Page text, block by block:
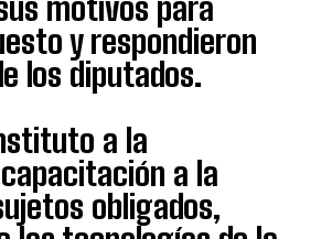
motivos para
y respondieron
los diputados.
a la
a la
obligados,